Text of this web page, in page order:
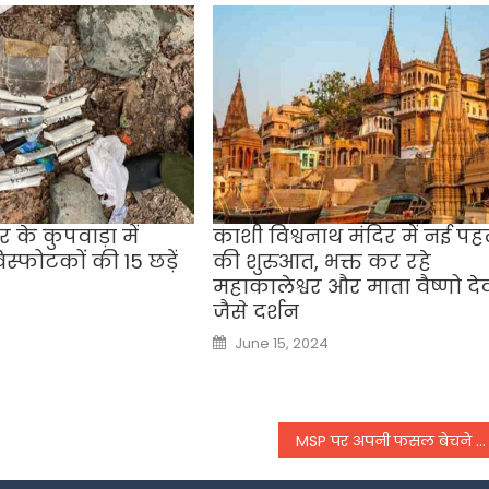
के कुपवाड़ा में
की 15 छड़ें
काशी विश्वनाथ मंदिर में नई
की शुरुआत, भक्त कर रहे
महाकालेश्वर और माता वैष्णो
जैसे दर्शन
Posted
on
June 15, 2024
MSP पर अपनी फसल बेचने के लिए किसानों के पास है बस आज का दिन,